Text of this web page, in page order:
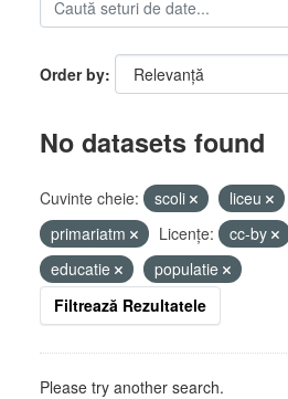
Order by
No datasets found
Cuvinte cheie: scoli liceu
primariatm
Licenţe: cc-by
educatie
populatie
Filtrează Rezultatele
Please try another search.